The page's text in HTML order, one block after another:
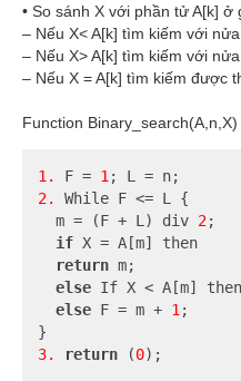
• So sánh X với phần tử A[k] ở
– Nếu X< A[k] tìm kiếm với
– Nếu X> A[k] tìm kiếm với
– Nếu X = A[k] tìm kiếm được
Function Binary_search(A,n,X)
1. F = 1
2.
While F <= L {
  m = (F + L) div
2;
if X = A[m] then
return m;
else If X < A[m]
else F = m + 1;
3.
return (0);